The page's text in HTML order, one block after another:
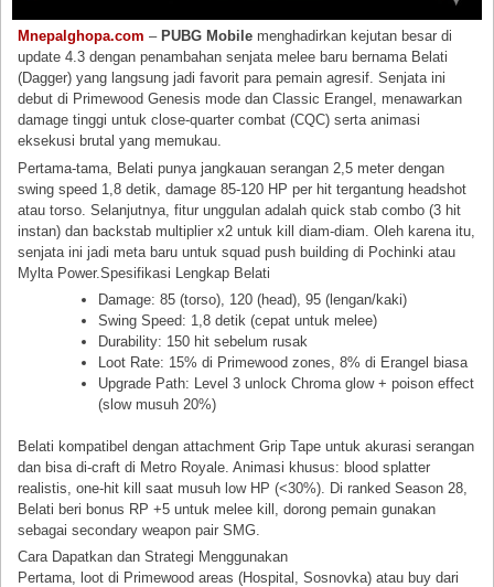
Mnepalghopa.com – PUBG Mobile menghadirkan kejutan besar di
update 4.3 dengan penambahan senjata melee baru bernama Belati
(Dagger) yang langsung jadi favorit para pemain agresif. Senjata ini
debut di Primewood Genesis mode dan Classic Erangel, menawarkan
damage tinggi untuk close-quarter combat (CQC) serta animasi
eksekusi brutal yang memukau.
Pertama-tama, Belati punya jangkauan serangan 2,5 meter dengan
swing speed 1,8 detik, damage 85-120 HP per hit tergantung headshot
atau torso. Selanjutnya, fitur unggulan adalah quick stab combo (3 hit
instan) dan backstab multiplier x2 untuk kill diam-diam. Oleh karena itu,
senjata ini jadi meta baru untuk squad push building di Pochinki atau
Mylta Power.Spesifikasi Lengkap Belati
Damage: 85 (torso), 120 (head), 95 (lengan/kaki)
Swing Speed: 1,8 detik (cepat untuk melee)
Durability: 150 hit sebelum rusak
Loot Rate: 15% di Primewood zones, 8% di Erangel biasa
Upgrade Path: Level 3 unlock Chroma glow + poison effect
(slow musuh 20%)
Belati kompatibel dengan attachment Grip Tape untuk akurasi serangan
dan bisa di-craft di Metro Royale. Animasi khusus: blood splatter
realistis, one-hit kill saat musuh low HP (<30%). Di ranked Season 28,
Belati beri bonus RP +5 untuk melee kill, dorong pemain gunakan
sebagai secondary weapon pair SMG.
Cara Dapatkan dan Strategi Menggunakan
Pertama, loot di Primewood areas (Hospital, Sosnovka) atau buy dari